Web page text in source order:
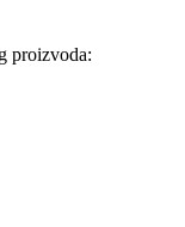
proizvoda: